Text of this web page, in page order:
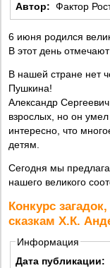
Автор: Фактор
6 июня родился
В этот день
В нашей стране нет
Пушкина!
Александр
взрослых, но он умел
интересно, что
детям.
Сегодня мы
нашего великого
Конкурс
сказкам Х.К.
Информация
Дата публикации: